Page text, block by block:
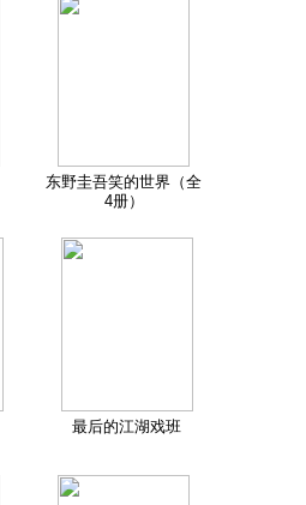
东野圭吾笑的世界（全
4册）
最后的江湖戏班